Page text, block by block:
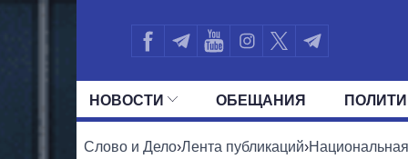
НОВОСТИ ОБЕЩАНИЯ
ВСЕ ПОЛИТИКИ ПРЕЗИДЕНТ И
Слово и Дело›Лента публикаций›